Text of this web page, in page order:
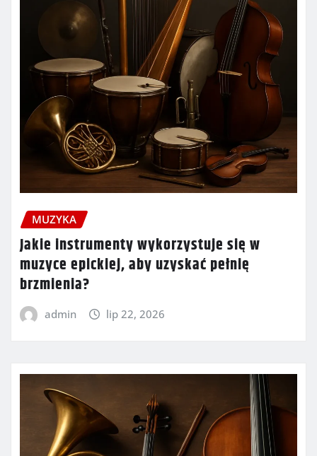
MUZYKA
Jakie instrumenty wykorzystuje się w
muzyce epickiej, aby uzyskać pełnię
brzmienia?
admin lip 22, 2026